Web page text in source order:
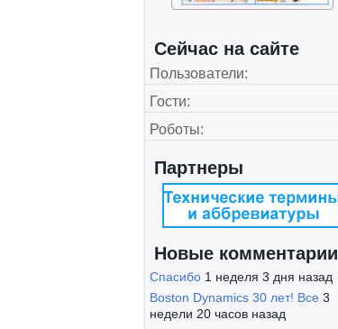
Сейчас на сайте
Пользователи:
Гости:
Роботы:
Партнеры
Новые комментарии
Спасибо 1 неделя 3 дня назад
Boston Dynamics 30 лет! Все 3
недели 20 часов назад